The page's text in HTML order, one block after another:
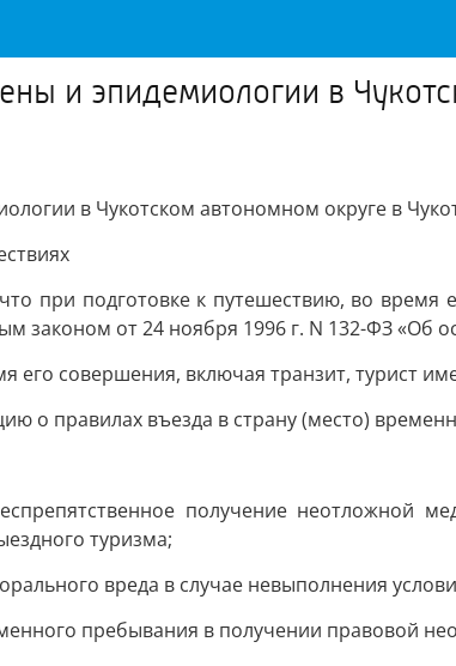
и эпидемиологии в
в Чукотском автономном округе в
при подготовке к путешествию, во
законом от 24 ноября 1996 г. N 132-ФЗ «Об
его совершения, включая транзит, турист
о правилах въезда в страну (место)
получение неотложной
туризма;
вреда в случае невыполнения
пребывания в получении правовой